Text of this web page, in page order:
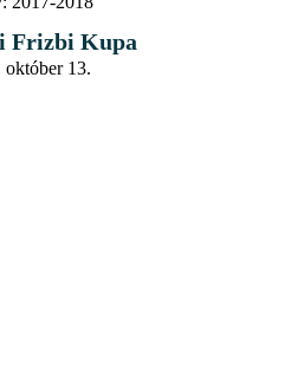
Frizbi Kupa
október 13.